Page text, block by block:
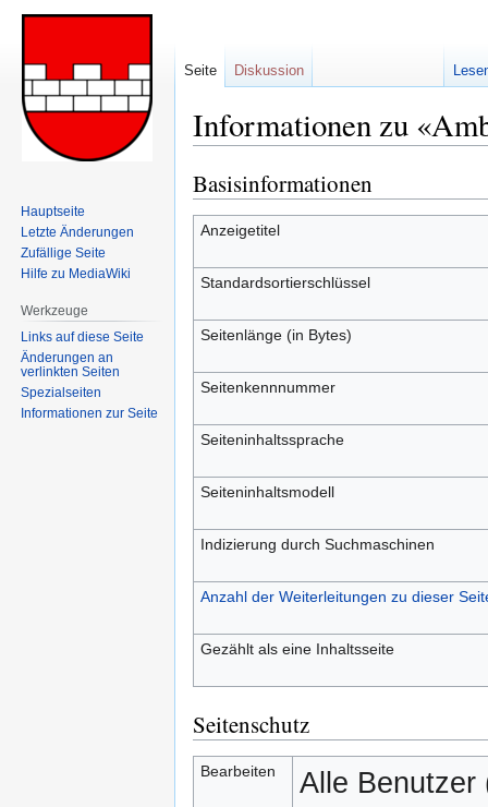
Informationen zu
Zur
Navigation
springen
Zur
Suche
springen
Basisinformationen
Anzeigetitel
Standardsortierschlüssel
Seitenlänge (in Bytes)
Seitenkennnummer
Seiteninhaltssprache
Seiteninhaltsmodell
Indizierung durch Suchmaschinen
Anzahl der Weiterleitungen zu dieser
Gezählt als eine Inhaltsseite
Seitenschutz
Bearbeiten Alle Benutzer
Seite Diskussion
Hauptseite
Letzte Änderungen
Zufällige Seite
Hilfe zu MediaWiki
Werkzeuge
Links auf diese Seite
Änderungen an
verlinkten Seiten
Spezialseiten
Informationen zur Seite